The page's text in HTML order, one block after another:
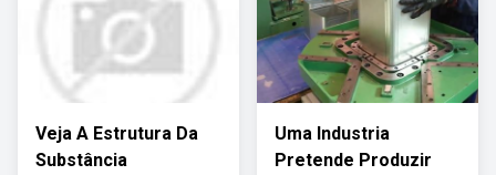
Veja A Estrutura Da
Substância
Uma Industria
Pretende Produzir